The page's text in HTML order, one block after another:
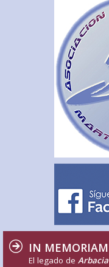
IN MEMORIAM
El legado de Arbacia